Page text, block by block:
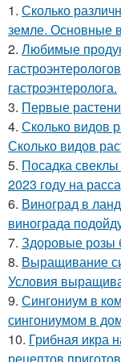
1. Сколько
земле. Основные
2. Любимые
гастроэнтеролога.
3. Первые
4. Сколько видов
Сколько видов
5. Посадка свеклы
2023 году на
6. Виноград в
винограда
7. Здоровые розы
8. Выращивание
Условия
9. Сингониум в
сингониумом в
10. Грибная икра